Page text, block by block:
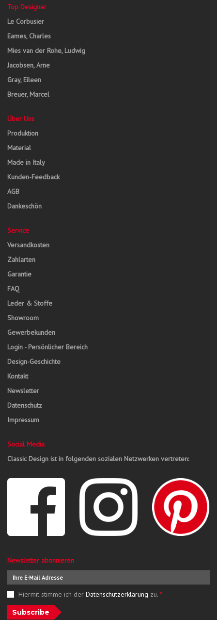
Top Designer
Le Corbusier
Eames, Charles
Mies van der Rohe, Ludwig
Jacobsen, Arne
Gray, Eileen
Breuer, Marcel
Über Uns
Produktion
Material
Made in Italy
Kunden-Feedback
AGB
Dankeschön
Service
Versandkosten
Zahlarten
Garantie
FAQ
Leder & Stoffe
Showroom
Gewerbekunden
Login - Persönlicher Bereich
Design-Geschichte
Kontakt
Newsletter
Datenschutz
Impressum
Social Media
Classic Design ist in folgenden sozialen Netzwerken vertreten:
Newsletter abonnieren
Hiermit stimme ich der Datenschutzerklärung zu. *
Subscribe